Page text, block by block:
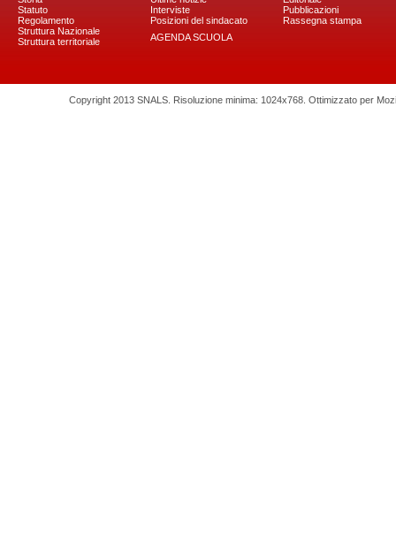
Statuto
Regolamento
Struttura Nazionale
Struttura territoriale
Interviste
Posizioni del sindacato
AGENDA SCUOLA
Pubblicazioni
Rassegna stampa
Copyright 2013 SNALS. Risoluzione minima: 1024x768. Ottimizzato per